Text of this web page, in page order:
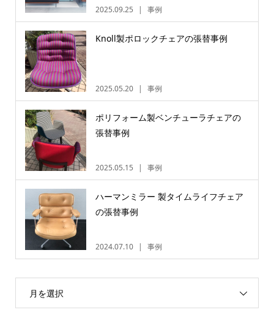
2025.09.25 事例
Knoll製ポロックチェアの張替事例
2025.05.20 事例
ポリフォーム製ベンチューラチェアの
張替事例
2025.05.15 事例
ハーマンミラー 製タイムライフチェア
の張替事例
2024.07.10 事例
月を選択